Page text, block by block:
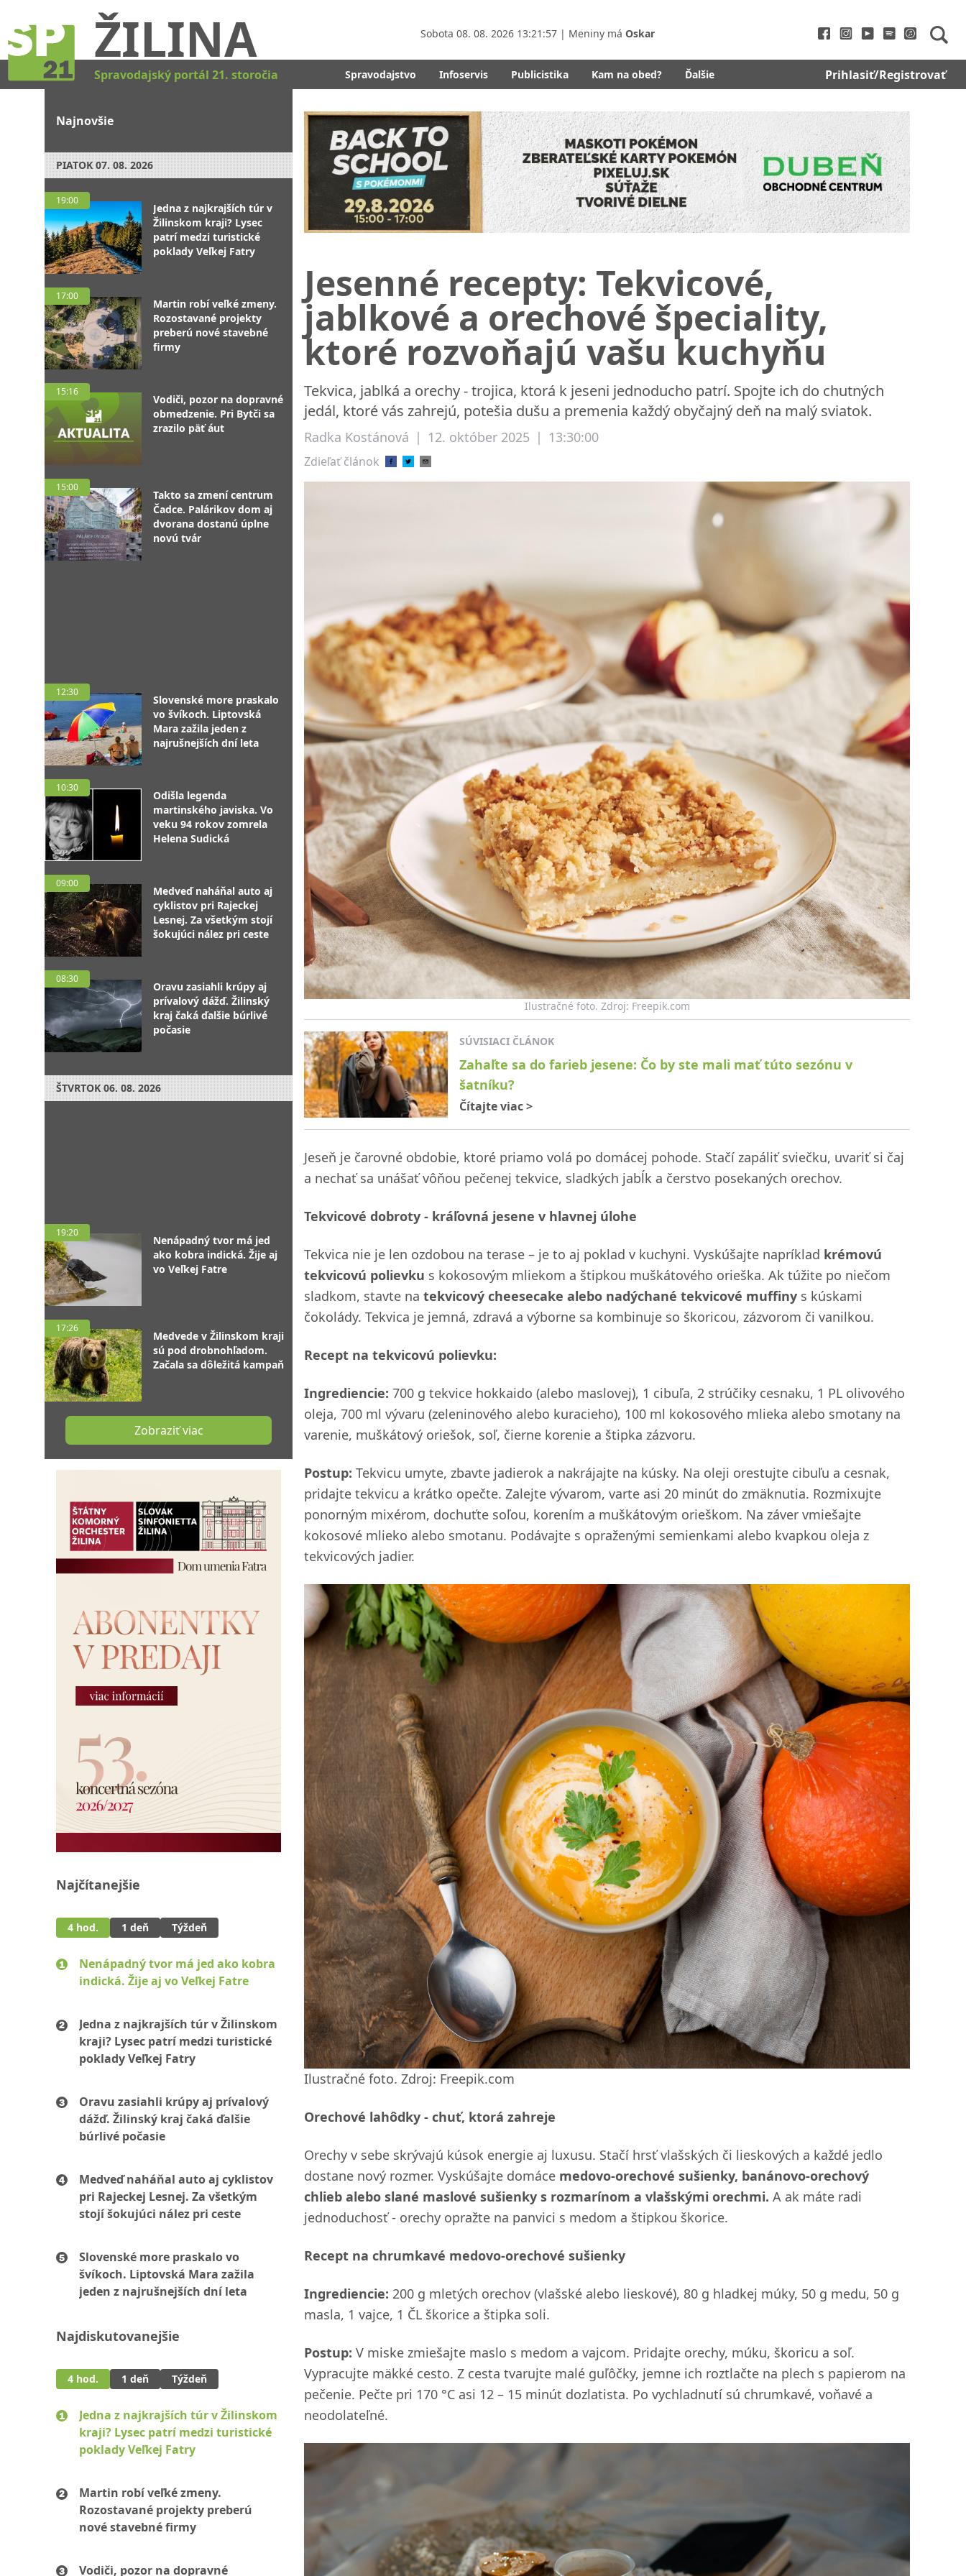
ŽILINA Sobota 08. 08. 2026 13:21:59 | Meniny má Oskar
Spravodajský portál 21. storočia Spravodajstvo Infoservis Publicistika Kam na obed? Ďalšie Prihlasiť/Registrovať
Najnovšie
PIATOK 07. 08. 2026
19:00
Jedna z najkrajších túr v
Žilinskom kraji? Lysec
patrí medzi turistické
poklady Veľkej Fatry
17:00
Martin robí veľké zmeny.
Rozostavané projekty
preberú nové stavebné
firmy
15:16
Vodiči, pozor na dopravné
obmedzenie. Pri Bytči sa
zrazilo päť áut
15:00
Takto sa zmení centrum
Čadce. Palárikov dom aj
dvorana dostanú úplne
novú tvár
12:30
Slovenské more praskalo
vo švíkoch. Liptovská
Mara zažila jeden z
najrušnejších dní leta
10:30
Odišla legenda
martinského javiska. Vo
veku 94 rokov zomrela
Helena Sudická
09:00
Medveď naháňal auto aj
cyklistov pri Rajeckej
Lesnej. Za všetkým stojí
šokujúci nález pri ceste
08:30
Oravu zasiahli krúpy aj
prívalový dážď. Žilinský
kraj čaká ďalšie búrlivé
počasie
ŠTVRTOK 06. 08. 2026
19:20
Nenápadný tvor má jed
ako kobra indická. Žije aj
vo Veľkej Fatre
17:26
Medvede v Žilinskom kraji
sú pod drobnohľadom.
Začala sa dôležitá kampaň
Zobraziť viac
Najčítanejšie
4 hod. 1 deň Týždeň
Nenápadný tvor má jed ako kobra
indická. Žije aj vo Veľkej Fatre
Jedna z najkrajších túr v Žilinskom
kraji? Lysec patrí medzi turistické
poklady Veľkej Fatry
Oravu zasiahli krúpy aj prívalový
dážď. Žilinský kraj čaká ďalšie
búrlivé počasie
Medveď naháňal auto aj cyklistov
pri Rajeckej Lesnej. Za všetkým
stojí šokujúci nález pri ceste
Slovenské more praskalo vo
švíkoch. Liptovská Mara zažila
jeden z najrušnejších dní leta
Najdiskutovanejšie
4 hod. 1 deň Týždeň
Jedna z najkrajších túr v Žilinskom
kraji? Lysec patrí medzi turistické
poklady Veľkej Fatry
Martin robí veľké zmeny.
Rozostavané projekty preberú
nové stavebné firmy
Vodiči, pozor na dopravné
Jesenné recepty: Tekvicové,
jablkové a orechové špeciality,
ktoré rozvoňajú vašu kuchyňu
Tekvica, jablká a orechy - trojica, ktorá k jeseni jednoducho patrí. Spojte ich do chutných
jedál, ktoré vás zahrejú, potešia dušu a premenia každý obyčajný deň na malý sviatok.
Radka Kostánová | 12. október 2025 | 13:30:00
Zdieľať článok
Ilustračné foto. Zdroj: Freepik.com
SÚVISIACI ČLÁNOK
Zahaľte sa do farieb jesene: Čo by ste mali mať túto sezónu v
šatníku?
Čítajte viac>
Jeseň je čarovné obdobie, ktoré priamo volá po domácej pohode. Stačí zapáliť sviečku, uvariť si čaj
a nechať sa unášať vôňou pečenej tekvice, sladkých jabĺk a čerstvo posekaných orechov.
Tekvicové dobroty - kráľovná jesene v hlavnej úlohe
Tekvica nie je len ozdobou na terase – je to aj poklad v kuchyni. Vyskúšajte napríklad krémovú
tekvicovú polievku s kokosovým mliekom a štipkou muškátového orieška. Ak túžite po niečom
sladkom, stavte na tekvicový cheesecake alebo nadýchané tekvicové muffiny s kúskami
čokolády. Tekvica je jemná, zdravá a výborne sa kombinuje so škoricou, zázvorom či vanilkou.
Recept na tekvicovú polievku:
Ingrediencie: 700 g tekvice hokkaido (alebo maslovej), 1 cibuľa, 2 strúčiky cesnaku, 1 PL olivového
oleja, 700 ml vývaru (zeleninového alebo kuracieho), 100 ml kokosového mlieka alebo smotany na
varenie, muškátový oriešok, soľ, čierne korenie a štipka zázvoru.
Postup: Tekvicu umyte, zbavte jadierok a nakrájajte na kúsky. Na oleji orestujte cibuľu a cesnak,
pridajte tekvicu a krátko opečte. Zalejte vývarom, varte asi 20 minút do zmäknutia. Rozmixujte
ponorným mixérom, dochuťte soľou, korením a muškátovým orieškom. Na záver vmiešajte
kokosové mlieko alebo smotanu. Podávajte s opraženými semienkami alebo kvapkou oleja z
tekvicových jadier.
Ilustračné foto. Zdroj: Freepik.com
Orechové lahôdky - chuť, ktorá zahreje
Orechy v sebe skrývajú kúsok energie aj luxusu. Stačí hrsť vlašských či lieskových a každé jedlo
dostane nový rozmer. Vyskúšajte domáce medovo-orechové sušienky, banánovo-orechový
chlieb alebo slané maslové sušienky s rozmarínom a vlašskými orechmi. A ak máte radi
jednoduchosť - orechy opražte na panvici s medom a štipkou škorice.
Recept na chrumkavé medovo-orechové sušienky
Ingrediencie: 200 g mletých orechov (vlašské alebo lieskové), 80 g hladkej múky, 50 g medu, 50 g
masla, 1 vajce, 1 ČL škorice a štipka soli.
Postup: V miske zmiešajte maslo s medom a vajcom. Pridajte orechy, múku, škoricu a soľ.
Vypracujte mäkké cesto. Z cesta tvarujte malé guľôčky, jemne ich roztlačte na plech s papierom na
pečenie. Pečte pri 170 °C asi 12 – 15 minút dozlatista. Po vychladnutí sú chrumkavé, voňavé a
neodolateľné.